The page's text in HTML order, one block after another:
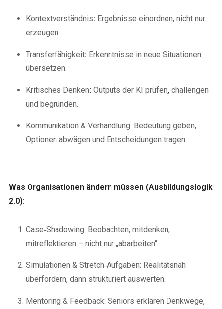
Kontextverständnis: Ergebnisse einordnen, nicht nur
erzeugen.
Transferfähigkeit: Erkenntnisse in neue Situationen
übersetzen.
Kritisches Denken: Outputs der KI prüfen, challengen
und begründen.
Kommunikation & Verhandlung: Bedeutung geben,
Optionen abwägen und Entscheidungen tragen.
Was Organisationen ändern müssen (Ausbildungslogik
2.0):
Case‑Shadowing: Beobachten, mitdenken,
mitreflektieren – nicht nur „abarbeiten“.
Simulationen & Stretch‑Aufgaben: Realitätsnah
überfordern, dann strukturiert auswerten.
Mentoring & Feedback: Seniors erklären Denkwege,